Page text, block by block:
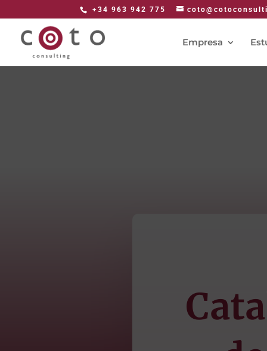
+34 963 942 775
Empresa